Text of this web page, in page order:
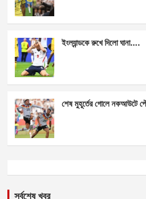
ইংল্যান্ডকে রুখে দিলো ঘানা….
শেষ মুহূর্তের গোলে নকআউটে
সর্বশেষ খবর